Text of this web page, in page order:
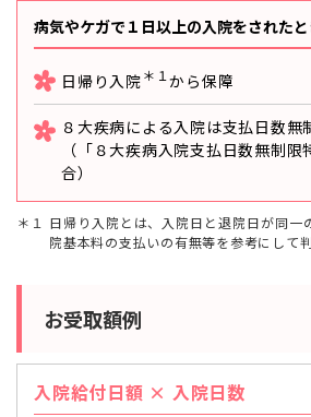
病気やケガで１日以上の入院をされた
日帰り入院＊１から保障
８大疾病による入院は支払日数無
（「８大疾病入院支払日数無制
合）
１ 日帰り入院とは、入院日と退院日が同一
院基本料の支払いの有無等を参考にして判
お受取額例
入院給付日額 × 入院日数